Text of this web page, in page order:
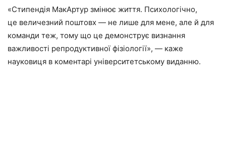
«Стипендія МакАртур змінює життя. Психологічно,
це величезний поштовх — не лише для мене, але й для
команди теж, тому що це демонструє визнання
важливості репродуктивної фізіології», — каже
науковиця в коментарі університетському виданню.